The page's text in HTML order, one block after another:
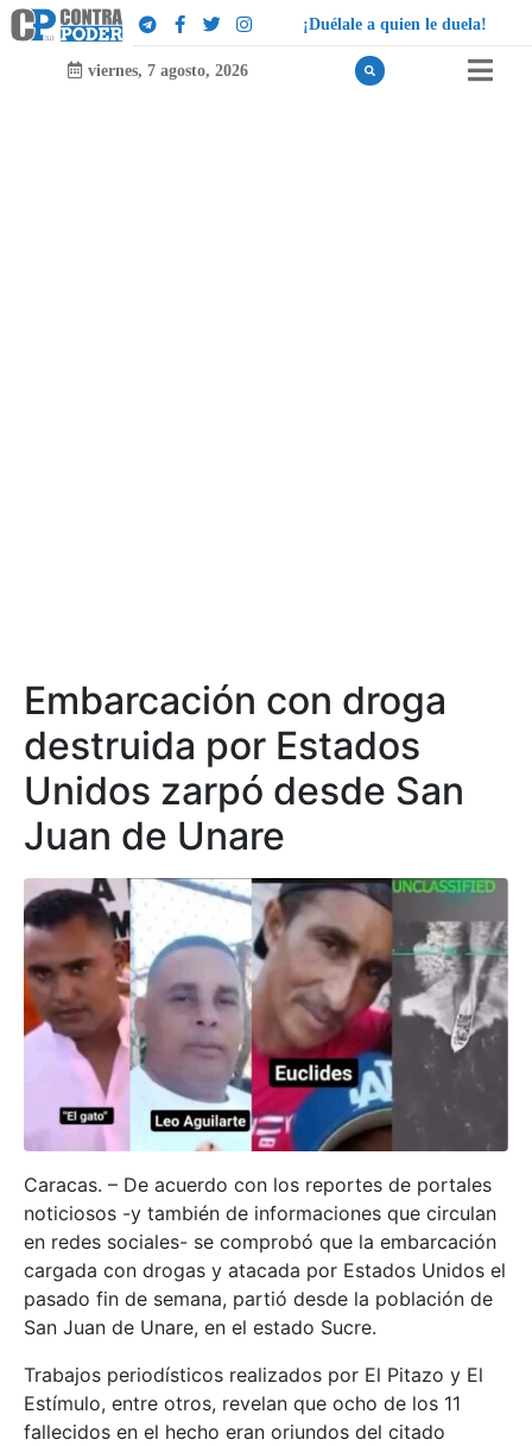
¡Duélale a quien le duela!
viernes, 7 agosto, 2026
Embarcación con droga
destruida por Estados
Unidos zarpó desde San
Juan de Unare
Caracas. – De acuerdo con los reportes de portales
noticiosos -y también de informaciones que circulan
en redes sociales- se comprobó que la embarcación
cargada con drogas y atacada por Estados Unidos el
pasado fin de semana, partió desde la población de
San Juan de Unare, en el estado Sucre.
Trabajos periodísticos realizados por El Pitazo y El
Estímulo, entre otros, revelan que ocho de los 11
fallecidos en el hecho eran oriundos del citado